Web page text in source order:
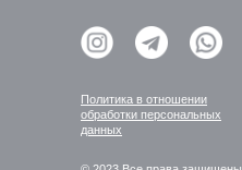
Политика в отношении
обработки персональных
данных